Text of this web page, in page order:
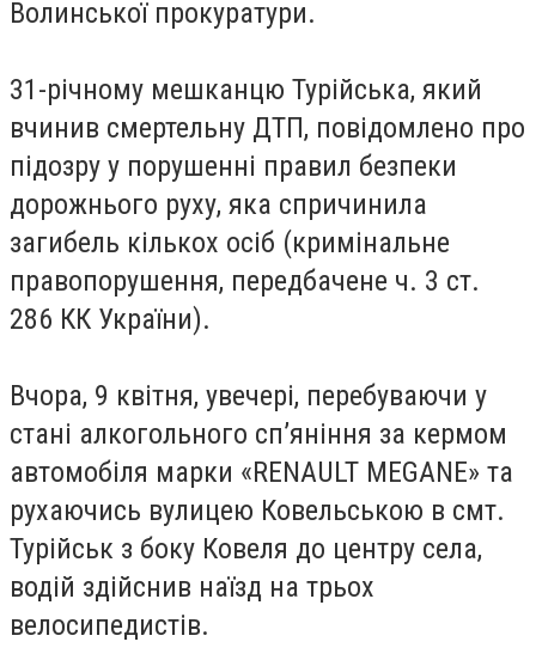
Волинської прокуратури.
31-річному мешканцю Турійська, який
вчинив смертельну ДТП, повідомлено про
підозру у порушенні правил безпеки
дорожнього руху, яка спричинила
загибель кількох осіб (кримінальне
правопорушення, передбачене ч. 3 ст.
286 КК України).
Вчора, 9 квітня, увечері, перебуваючи у
стані алкогольного сп’яніння за кермом
автомобіля марки «RENAULT MEGANE» та
рухаючись вулицею Ковельською в смт.
Турійськ з боку Ковеля до центру села,
водій здійснив наїзд на трьох
велосипедистів.